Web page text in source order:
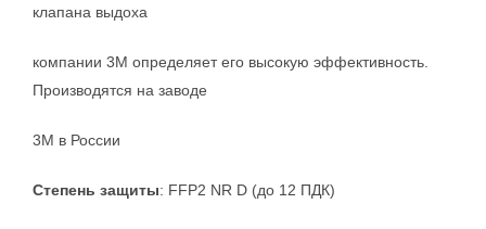
клапана выдоха
компании 3М определяет его высокую эффективность.
Производятся на заводе
3М в России
Степень защиты: FFP2 NR D (до 12 ПДК)